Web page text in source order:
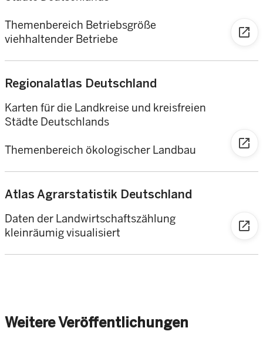
Themenbereich Betriebsgröße
viehhaltender Betriebe
open_in_new
Regionalatlas Deutschland
Karten für die Landkreise und kreisfreien
Städte Deutschlands
Themenbereich ökologischer Landbau open_in_new
Atlas Agrarstatistik Deutschland
Daten der Landwirtschaftszählung
kleinräumig visualisiert
open_in_new
Weitere Veröffentlichungen